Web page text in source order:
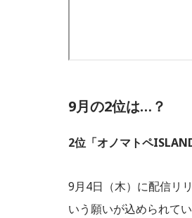
9月の2位は…？
2位「オノマトペ
9月4日（木）に配信リ
いう願いが込められて